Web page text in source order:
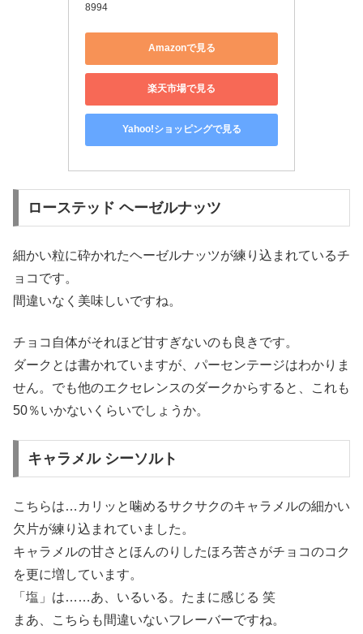
8994
Amazonで見る
楽天市場で見る
Yahoo!ショッピングで見る
ローステッド ヘーゼルナッツ
細かい粒に砕かれたヘーゼルナッツが練り込まれているチ
ョコです。
間違いなく美味しいですね。
チョコ自体がそれほど甘すぎないのも良きです。
ダークとは書かれていますが、パーセンテージはわかりま
せん。でも他のエクセレンスのダークからすると、これも
50％いかないくらいでしょうか。
キャラメル シーソルト
こちらは…カリッと噛めるサクサクのキャラメルの細かい
欠片が練り込まれていました。
キャラメルの甘さとほんのりしたほろ苦さがチョコのコク
を更に増しています。
「塩」は……あ、いるいる。たまに感じる 笑
まあ、こちらも間違いないフレーバーですね。